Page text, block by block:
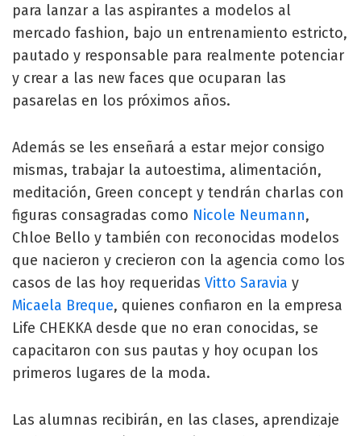
para lanzar a las aspirantes a modelos al
mercado fashion, bajo un entrenamiento estricto,
pautado y responsable para realmente potenciar
y crear a las new faces que ocuparan las
pasarelas en los próximos años.
Además se les enseñará a estar mejor consigo
mismas, trabajar la autoestima, alimentación,
meditación, Green concept y tendrán charlas con
figuras consagradas como Nicole Neumann,
Chloe Bello y también con reconocidas modelos
que nacieron y crecieron con la agencia como los
casos de las hoy requeridas Vitto Saravia y
Micaela Breque, quienes confiaron en la empresa
Life CHEKKA desde que no eran conocidas, se
capacitaron con sus pautas y hoy ocupan los
primeros lugares de la moda.
Las alumnas recibirán, en las clases, aprendizaje